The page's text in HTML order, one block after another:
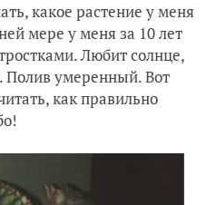
какое растение у меня
мере у меня за 10 лет
Любит солнце,
Полив умеренный. Вот
как правильно